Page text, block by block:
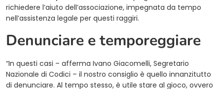
richiedere l’aiuto dell’associazione, impegnata da tempo
nell’assistenza legale per questi raggiri.
Denunciare e temporeggiare
“In questi casi – afferma Ivano Giacomelli, Segretario
Nazionale di Codici – il nostro consiglio è quello innanzitutto
di denunciare. Al tempo stesso, è utile stare al gioco, ovvero